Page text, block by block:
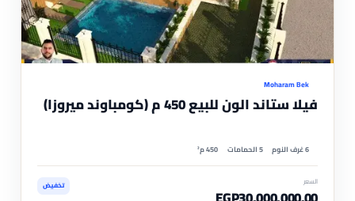
Moharam Bek
فيلا ستاند الون للبيع 450 م (كومباوند ميروزا)
6 غرف النوم 5 الحمامات 450 م²
السعر تخفيض